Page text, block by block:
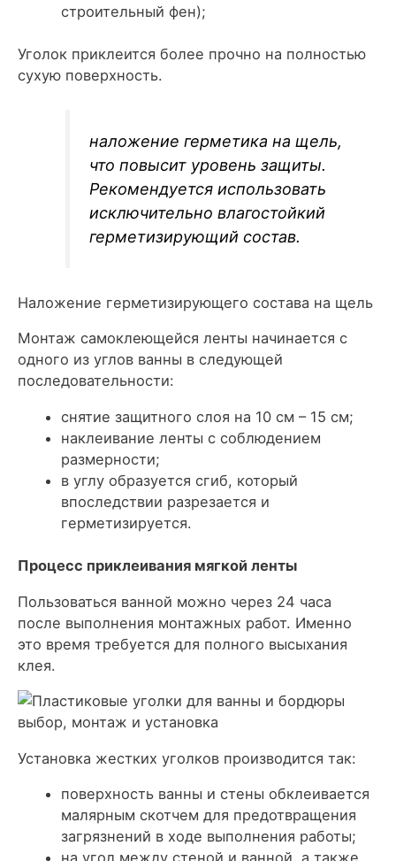
строительный фен);
Уголок приклеится более прочно на полностью
сухую поверхность.
наложение герметика на щель,
что повысит уровень защиты.
Рекомендуется использовать
исключительно влагостойкий
герметизирующий состав.
Наложение герметизирующего состава на щель
Монтаж самоклеющейся ленты начинается с
одного из углов ванны в следующей
последовательности:
снятие защитного слоя на 10 см – 15 см;
наклеивание ленты с соблюдением
размерности;
в углу образуется сгиб, который
впоследствии разрезается и
герметизируется.
Процесс приклеивания мягкой ленты
Пользоваться ванной можно через 24 часа
после выполнения монтажных работ. Именно
это время требуется для полного высыхания
клея.
Установка жестких уголков производится так:
поверхность ванны и стены обклеивается
малярным скотчем для предотвращения
загрязнений в ходе выполнения работы;
на угол между стеной и ванной, а также